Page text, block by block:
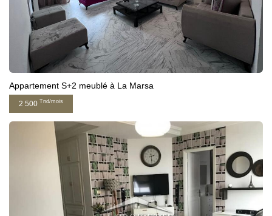
Appartement S+2 meublé à La Marsa
2 500 Tnd/mois